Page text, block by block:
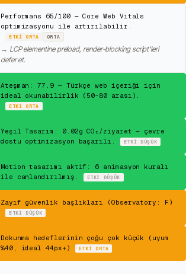
Performans 65/100 — Core Web Vitals
optimizasyonu ile artırılabilir.
ETKIORTA ORTA
→ LCP elementine preload, render-blocking script'leri
defer et.
Ateşman: 77.9 — Türkçe web içeriği için
ideal okunabilirlik (50-80 arası).
ETKIORTA
Yeşil Tasarım: 0.02g CO₂/ziyaret — çevre
dostu optimizasyon başarılı.
ETKI DÜŞÜK
Motion tasarımı aktif: 6 animasyon kuralı
ile canlandırılmış.
ETKI DÜŞÜK
Zayıf güvenlik başlıkları (Observatory: F)
ETKI DÜŞÜK
Dokunma hedeflerinin çoğu çok küçük (uyum
%40, ideal 44px+)
ETKI ORTA